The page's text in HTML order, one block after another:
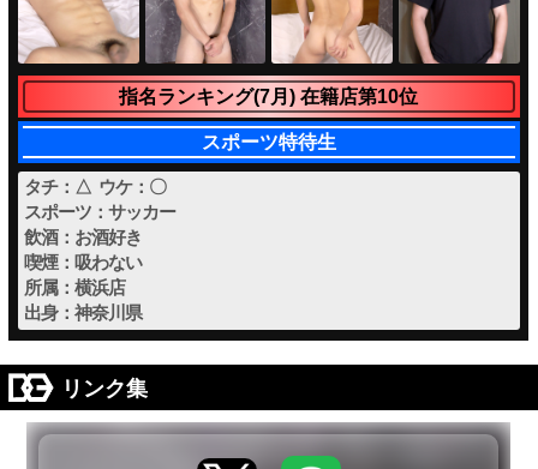
指名ランキング(7月) 在籍店第10位
スポーツ特待生
タチ：△ ウケ：〇
スポーツ：サッカー
飲酒：お酒好き
喫煙：吸わない
所属：横浜店
出身：神奈川県
リンク集